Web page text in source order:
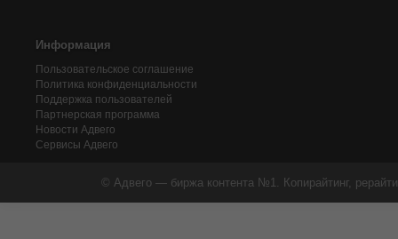
Информация
Пользовательское соглашение
Политика конфиденциальности
Поддержка пользователей
Партнерская программа
Новости Адвего
Сервисы Адвего
© Адвего — биржа контента №1. Копирайтинг,